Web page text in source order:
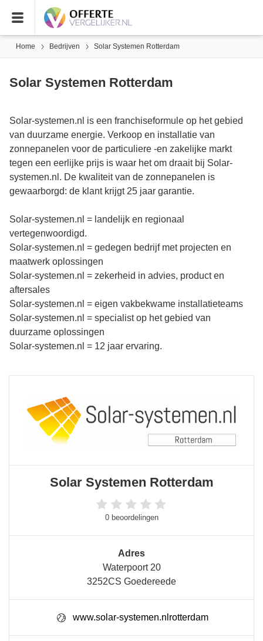
Home Bedrijven Solar Systemen Rotterdam
Solar Systemen Rotterdam
Solar-systemen.nl is een franchiseformule op het gebied
van duurzame energie. Verkoop en installatie van
zonnepanelen voor de particuliere -en zakelijke markt
tegen een eerlijke prijs is waar het om draait bij Solar-
systemen.nl. De kwaliteit van de zonnepanelen is
gewaarborgd: de klant krijgt 25 jaar garantie.
Solar-systemen.nl = landelijk en regionaal
vertegenwoordigd.
Solar-systemen.nl = gedegen bedrijf met projecten en
maatwerk oplossingen
Solar-systemen.nl = zekerheid in advies, product en
aftersales
Solar-systemen.nl = eigen vakbekwame installatieteams
Solar-systemen.nl = specialist op het gebied van
duurzame oplossingen
Solar-systemen.nl = 12 jaar ervaring.
Solar Systemen Rotterdam
0 beoordelingen
Adres
Waterpoort 20
3252CS Goedereede
www.solar-systemen.nlrotterdam